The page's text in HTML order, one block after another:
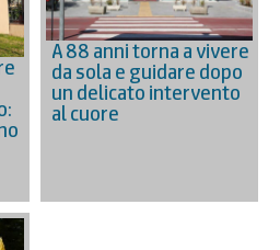
A 88 anni torna a vivere
da sola e guidare dopo
un delicato intervento
al cuore